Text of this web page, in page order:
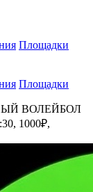
Площадки
Площадки
ВОЛЕЙБОЛ
1000₽,